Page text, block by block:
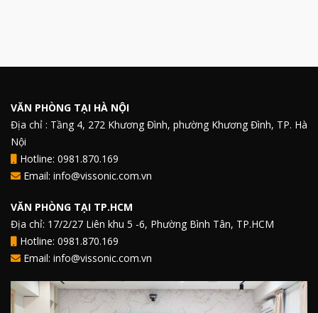
VĂN PHÒNG TẠI HÀ NỘI
Địa chỉ : Tầng 4, 272 Khương Đình, phường Khương Đình, TP. Hà
Nội
Hotline: 0981.870.169
Email: info@vissonic.com.vn
VĂN PHÒNG TẠI TP.HCM
Địa chỉ: 17/2/27 Liên khu 5 -6, Phường Bình Tân, TP.HCM
Hotline: 0981.870.169
Email: info@vissonic.com.vn